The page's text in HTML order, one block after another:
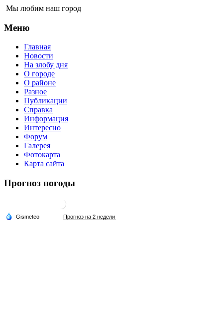
Мы любим наш город
Меню
Главная
Новости
На злобу дня
О городе
О районе
Разное
Публикации
Справка
Информация
Интересно
Форум
Галерея
Фотокарта
Карта сайта
Прогноз погоды